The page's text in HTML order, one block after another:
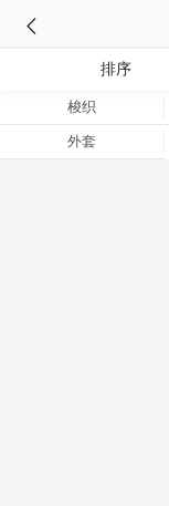
排序
梭织
外套